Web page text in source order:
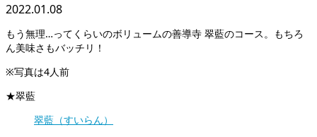
2022.01.08
もう無理…ってくらいのボリュームの善導寺 翠藍のコース。もちろ
ん美味さもバッチリ！
※写真は4人前
★翠藍
翠藍（すいらん）